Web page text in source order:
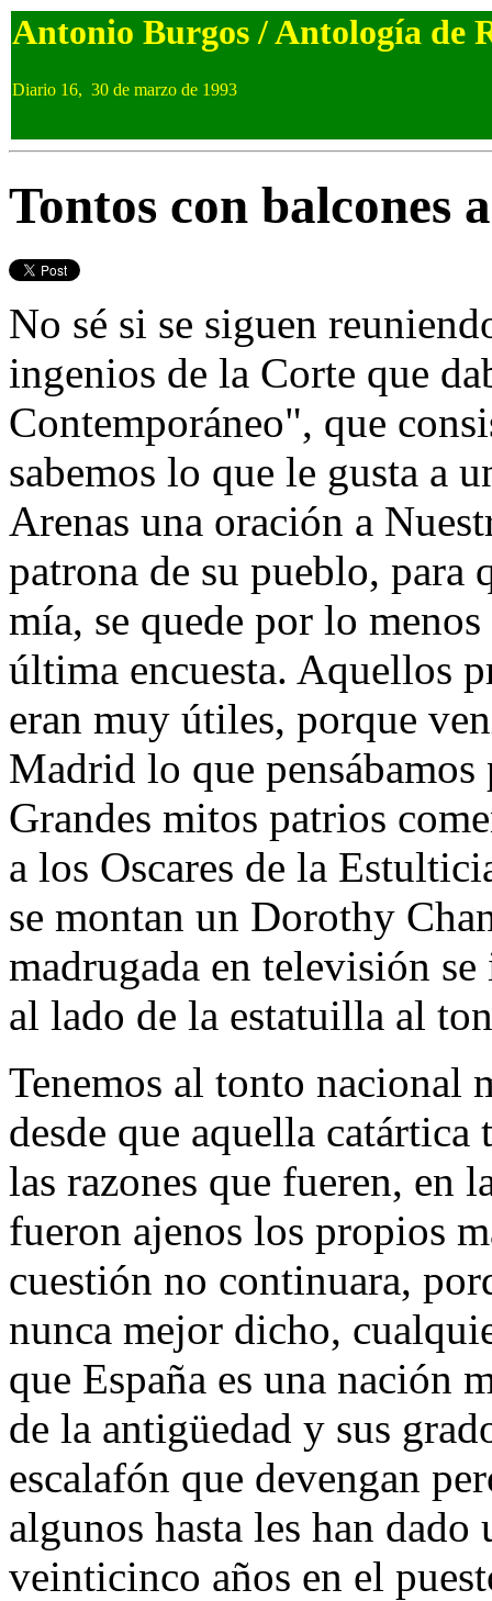
Antonio Burgos / Antología de
Diario 16, 30 de marzo de 1993
Tontos con balcones
No sé si se siguen
ingenios de la Corte que
Contemporáneo", que
sabemos lo que le gusta a
Arenas una oración a
patrona de su pueblo, para
mía, se quede por lo
última encuesta. Aquellos
eran muy útiles, porque
Madrid lo que
Grandes mitos patrios
a los Oscares de la
se montan un Dorothy
madrugada en televisión
al lado de la estatuilla al
Tenemos al tonto nacional
desde que aquella
las razones que fueren, en
fueron ajenos los propios
cuestión no continuara,
nunca mejor dicho,
que España es una nación
de la antigüedad y sus
escalafón que devengan
algunos hasta les han
veinticinco años en el